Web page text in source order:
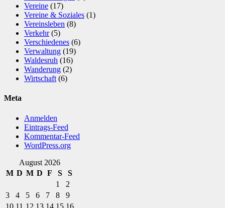
Vereine (17)
Vereine & Soziales (1)
Vereinsleben (8)
Verkehr(5)
Verschiedenes (6)
Verwaltung (19)
Waldesruh (16)
Wanderung (2)
Wirtschaft (6)
Meta
Anmelden
Eintrags-Feed
Kommentar-Feed
WordPress.org
August 2026
M D M D F S
S
1
2
3
4 5 6 7 8
9
10 11 12 13 14 15 16